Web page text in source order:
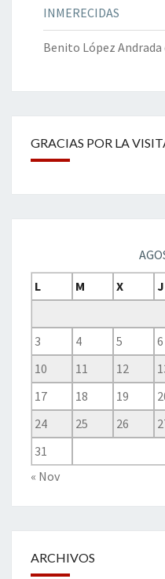
INMERECIDAS
Benito López Andrada
GRACIAS POR LA
L
M X J
3
4 5 6
10
11 12
17
18 19
24
25 26
31
« Nov
ARCHIVOS